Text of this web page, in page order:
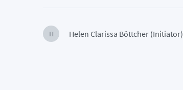
H Helen Clarissa Böttcher (Initiator)